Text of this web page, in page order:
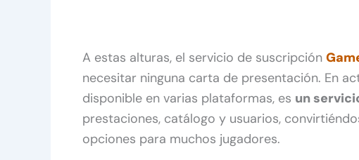
A estas alturas, el servicio de suscripción
necesitar ninguna carta de presentación. En
disponible en varias plataformas, es un
prestaciones, catálogo y usuarios,
opciones para muchos jugadores.